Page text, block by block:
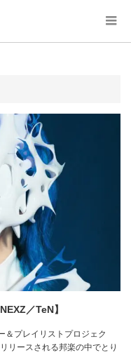
／TeN】
＆プレイリストプロジェク
リースされる邦楽の中でとり